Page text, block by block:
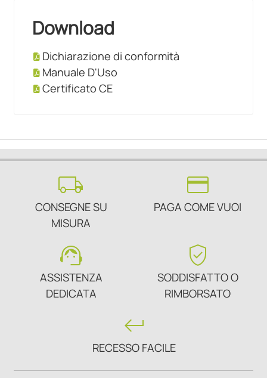
Download
Dichiarazione di conformità
Manuale D'Uso
Certificato CE
local_shipping
CONSEGNE SU
MISURA
credit_card
PAGA COME VUOI
support_agent
ASSISTENZA
DEDICATA
verified_user
SODDISFATTO O
RIMBORSATO
keyboard_return
RECESSO FACILE